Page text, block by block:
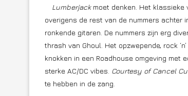
Lumberjackmoet denken. Het klassieke
overigens de rest van de nummers achter
ronkende gitaren. De nummers zijn erg
thrash van Ghoul. Het opzwepende, rock
knokken in een Roadhouse omgeving met
sterke AC/DC vibes. Courtesy of Cancel
te hebben in de zang.